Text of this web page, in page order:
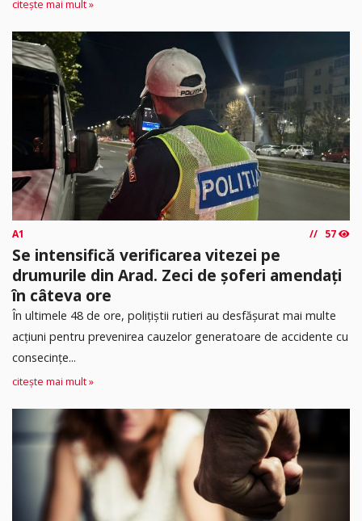
citește mai mult »
A1 57
Se intensifică verificarea vitezei pe
drumurile din Arad. Zeci de șoferi amendați
în câteva ore
În ultimele 48 de ore, polițiștii rutieri au desfășurat mai multe
acțiuni pentru prevenirea cauzelor generatoare de accidente cu
consecințe...
citește mai mult »